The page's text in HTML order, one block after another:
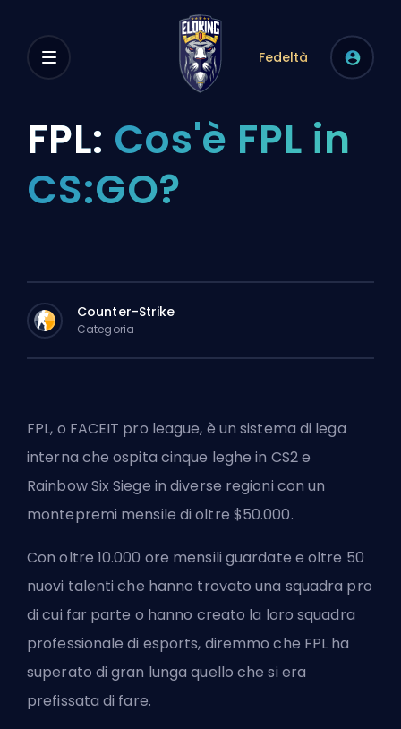
Fedeltà
FPL: Cos'è FPL in
CS:GO?
Counter-Strike
Categoria
FPL, o FACEIT pro league, è un sistema di lega
interna che ospita cinque leghe in CS2 e
Rainbow Six Siege in diverse regioni con un
montepremi mensile di oltre $50.000.
Con oltre 10.000 ore mensili guardate e oltre 50
nuovi talenti che hanno trovato una squadra pro
di cui far parte o hanno creato la loro squadra
professionale di esports, diremmo che FPL ha
superato di gran lunga quello che si era
prefissata di fare.